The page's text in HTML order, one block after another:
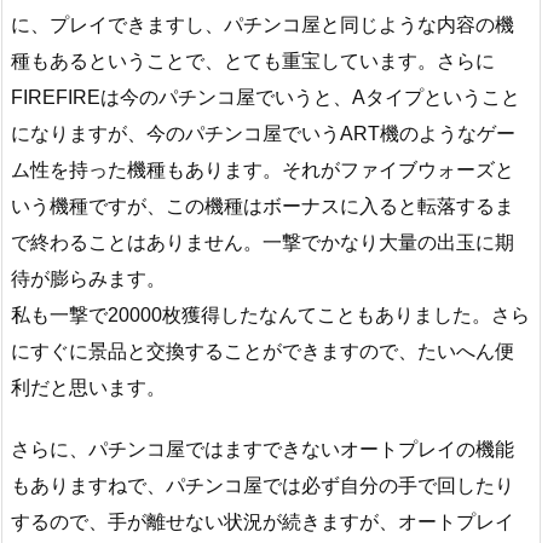
に、プレイできますし、パチンコ屋と同じような内容の機
種もあるということで、とても重宝しています。さらに
FIREFIREは今のパチンコ屋でいうと、Aタイプということ
になりますが、今のパチンコ屋でいうART機のようなゲー
ム性を持った機種もあります。それがファイブウォーズと
いう機種ですが、この機種はボーナスに入ると転落するま
で終わることはありません。一撃でかなり大量の出玉に期
待が膨らみます。
私も一撃で20000枚獲得したなんてこともありました。さら
にすぐに景品と交換することができますので、たいへん便
利だと思います。
さらに、パチンコ屋ではますできないオートプレイの機能
もありますねで、パチンコ屋では必ず自分の手で回したり
するので、手が離せない状況が続きますが、オートプレイ